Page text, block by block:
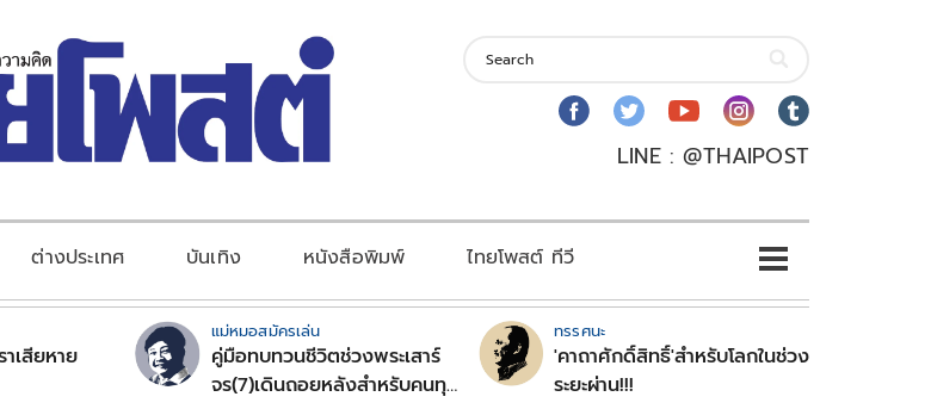
LINE : @THAIPOST
ต่างประเทศ บันเทิง หนังสือพิมพ์ ไทยโพสต์ ทีวี
าเสียหาย
แม่หมอสมัครเล่น
คู่มือทบทวนชีวิตช่วงพระเสาร์
จร(7)เดินถอยหลังสำหรับคนทุก
ทรรศนะ
'คาถาศักดิ์สิทธิ์'สำหรับโลกในช่วง
ระยะผ่าน!!!